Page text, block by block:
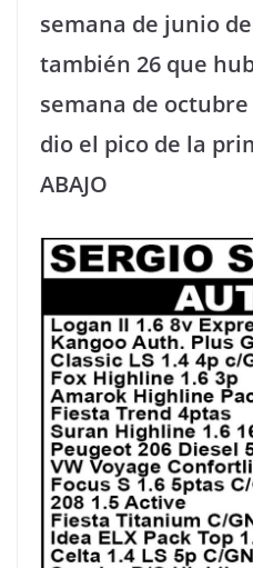
semana de junio
también 26 que
semana de octubre
dio el pico de la
ABAJO